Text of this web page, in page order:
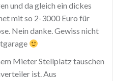
und da gleich ein dickes
mit so 2-3000 Euro für
Nein danke. Gewiss nicht
Mieter Stellplatz tauschen
ist. Aus